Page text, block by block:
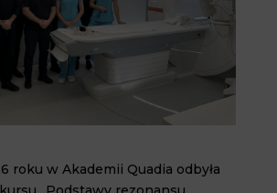
roku w Akademii Quadia odbyła